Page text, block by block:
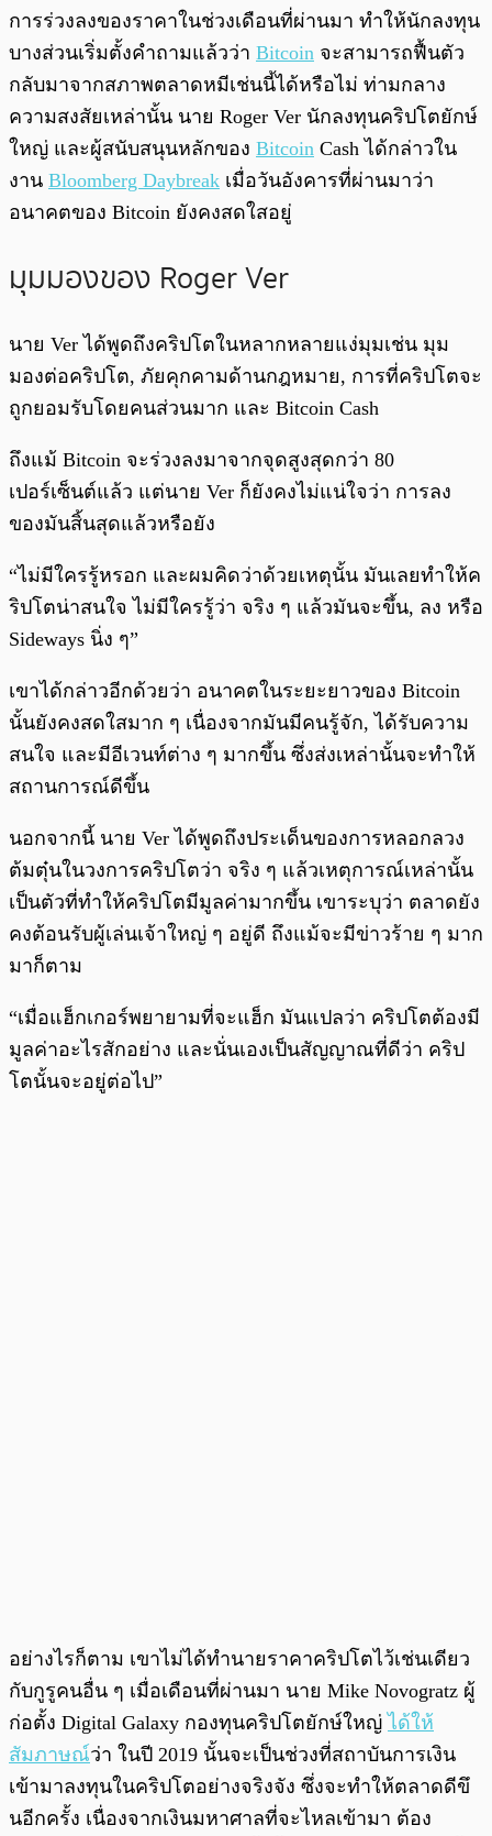
การร่วงลงของราคาในช่วงเดือนที่ผ่านมา ทำให้นักลงทุน
บางส่วนเริ่มตั้งคำถามแล้วว่า Bitcoin จะสามารถฟื้นตัว
กลับมาจากสภาพตลาดหมีเช่นนี้ได้หรือไม่ ท่ามกลาง
ความสงสัยเหล่านั้น นาย Roger Ver นักลงทุนคริปโตยักษ์
ใหญ่ และผู้สนับสนุนหลักของ Bitcoin Cash ได้กล่าวใน
งาน Bloomberg Daybreak เมื่อวันอังคารที่ผ่านมาว่า
อนาคตของ Bitcoin ยังคงสดใสอยู่
มุมมองของ Roger Ver
นาย Ver ได้พูดถึงคริปโตในหลากหลายแง่มุมเช่น มุม
มองต่อคริปโต, ภัยคุกคามด้านกฎหมาย, การที่คริปโตจะ
ถูกยอมรับโดยคนส่วนมาก และ Bitcoin Cash
ถึงแม้ Bitcoin จะร่วงลงมาจากจุดสูงสุดกว่า 80
เปอร์เซ็นต์แล้ว แต่นาย Ver ก็ยังคงไม่แน่ใจว่า การลง
ของมันสิ้นสุดแล้วหรือยัง
“ไม่มีใครรู้หรอก และผมคิดว่าด้วยเหตุนั้น มันเลยทำให้ค
ริปโตน่าสนใจ ไม่มีใครรู้ว่า จริง ๆ แล้วมันจะขึ้น, ลง หรือ
Sideways นิ่ง ๆ”
เขาได้กล่าวอีกด้วยว่า อนาคตในระยะยาวของ Bitcoin
นั้นยังคงสดใสมาก ๆ เนื่องจากมันมีคนรู้จัก, ได้รับความ
สนใจ และมีอีเวนท์ต่าง ๆ มากขึ้น ซึ่งส่งเหล่านั้นจะทำให้
สถานการณ์ดีขึ้น
นอกจากนี้ นาย Ver ได้พูดถึงประเด็นของการหลอกลวง
ต้มตุ๋นในวงการคริปโตว่า จริง ๆ แล้วเหตุการณ์เหล่านั้น
เป็นตัวที่ทำให้คริปโตมีมูลค่ามากขึ้น เขาระบุว่า ตลาดยัง
คงต้อนรับผู้เล่นเจ้าใหญ่ ๆ อยู่ดี ถึงแม้จะมีข่าวร้าย ๆ มาก
มาก็ตาม
“เมื่อแฮ็กเกอร์พยายามที่จะแฮ็ก มันแปลว่า คริปโตต้องมี
มูลค่าอะไรสักอย่าง และนั่นเองเป็นสัญญาณที่ดีว่า คริป
โตนั้นจะอยู่ต่อไป”
อย่างไรก็ตาม เขาไม่ได้ทำนายราคาคริปโตไว้เช่นเดียว
กับกูรูคนอื่น ๆ เมื่อเดือนที่ผ่านมา นาย Mike Novogratz ผู้
ก่อตั้ง Digital Galaxy กองทุนคริปโตยักษ์ใหญ่ได้ให้
สัมภาษณ์ว่า ในปี 2019 นั้นจะเป็นช่วงที่สถาบันการเงิน
เข้ามาลงทุนในคริปโตอย่างจริงจัง ซึ่งจะทำให้ตลาดดีขึ
นอีกครั้ง เนื่องจากเงินมหาศาลที่จะไหลเข้ามา ต้อง